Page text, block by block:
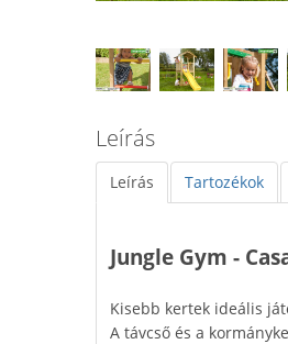
Leírás
Leírás Tartozékok
Jungle Gym -
Kisebb kertek ideális
A távcső és a